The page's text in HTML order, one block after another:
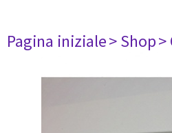
Pagina iniziale> Shop>